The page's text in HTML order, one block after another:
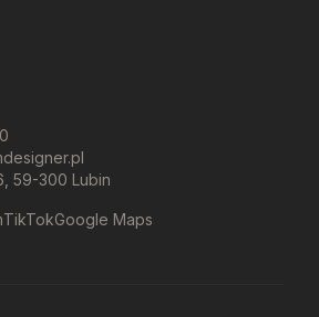
59-300 Lubin
TikTokGoogle Maps